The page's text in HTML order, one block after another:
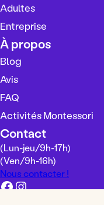
r
u
n
l
a
n
u
e
Adultes
Entreprise
À propos
Blog
Avis
FAQ
Activités Montessori
Contact
(Lun-jeu/9h-17h)
(Ven/9h-16h)
Nous contacter !
Facebook Instagram